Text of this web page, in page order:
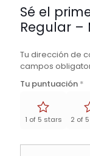
Sé el
Regular –
Tu dirección de
campos
Tu puntuación *
1 of 5 stars 2 of